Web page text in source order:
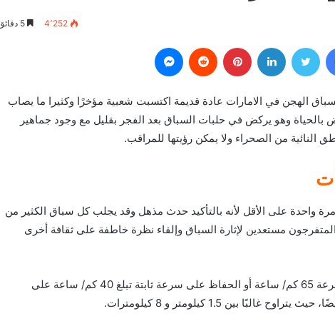
4٬252
سباق الهجن في الامارات عادة قديمة اكتسبت شعبية مؤخرًا وكثيرا ما يصاب
بالحياة وهو يركض في حلبات السباق بعد الفجر بقليل مع وجود جماهير
النائية من الصحراء ولا يمكن رؤيتها للمراقب.
واحدة على الأقل لأنه بالتأكيد حدث مذهل وقد يجلب كل سباق الكثير من
مستعدين لإثارة السباق وإلقاء نظرة خاطفة على ثقافة أخرى
بشكل غير متوقع يمكن للجمل الركض بسرعة 65 كم/ ساعة أو الحفاظ على سرعة ثابتة تبلغ 40 كم/ ساعة على
بين 1.5 كيلومتر و 8 كيلومترات.